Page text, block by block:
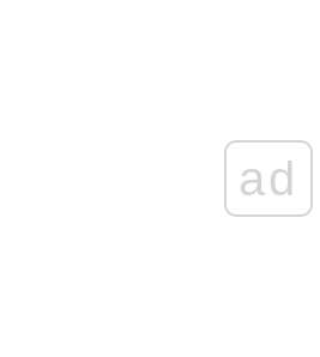
ad